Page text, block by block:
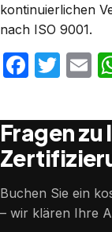
kontinuierlichen
nach ISO 9001.
Fragen zu
Buchen Sie ein
– wir klären Ihre